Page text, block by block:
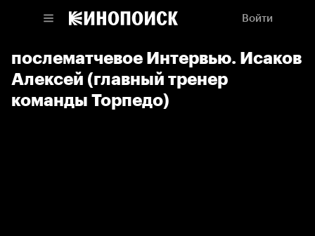
Войти
послематчевое Интервью. Исаков
Алексей (главный тренер
команды Торпедо)